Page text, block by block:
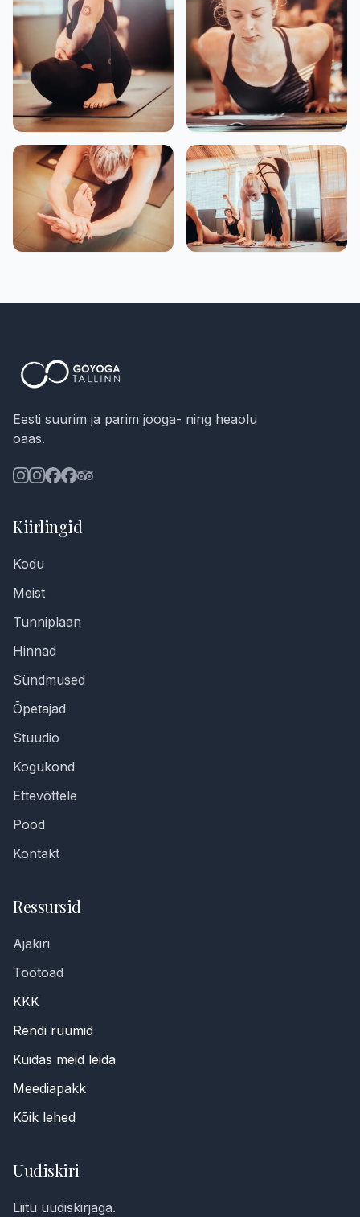
Eesti suurim ja parim jooga- ning heaolu
oaas.
Kiirlingid
Kodu
Meist
Tunniplaan
Hinnad
Sündmused
Õpetajad
Stuudio
Kogukond
Ettevõttele
Pood
Kontakt
Ressursid
Ajakiri
Töötoad
KKK
Rendi ruumid
Kuidas meid leida
Meediapakk
Kõik lehed
Uudiskiri
Liitu uudiskirjaga.